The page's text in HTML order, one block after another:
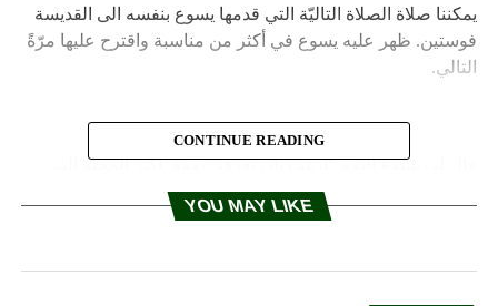
يمكننا صلاة الصلاة التاليّة التي قدمها يسوع بنفسه الى القديسة
فوستين. ظهر عليه يسوع في أكثر من مناسبة واقترح عليها مرّةً
التالي.
قال لي يسوع اليوم “أرغب بأن تعرفي بعمق أكثر المحبة التي
تحرق قلبي للنفوس وسوف تفهمين ذلك عندما تتأملين
بآلامي. اطلبي رحمتي باسم الخطأة فأنا أرغب بخلاصهم. عندما
الاهتداء. واليك الصلاة: “يا أيها الدم والماء للذان تدفقا من قلب
CONTINUE READING
YOU MAY LIKE